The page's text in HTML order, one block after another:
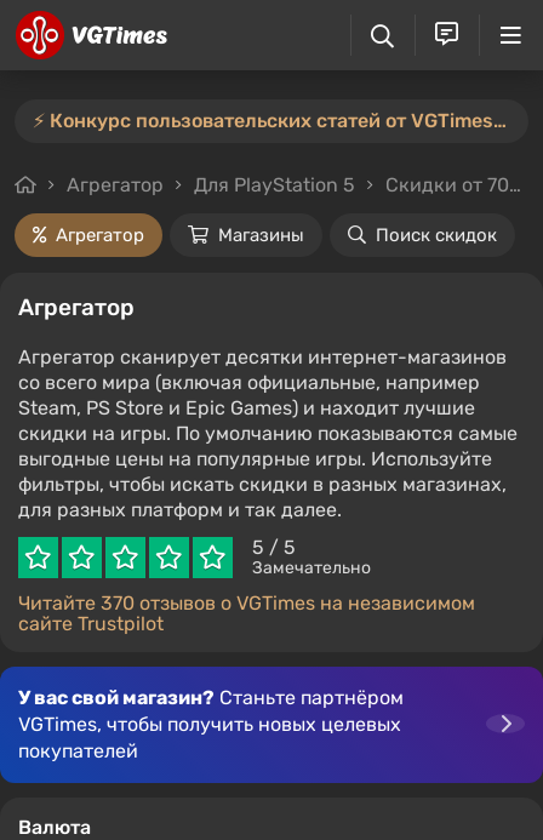
⚡️ Конкурс пользовательских статей от VGTimes продлён — участвуйте тут ⚡️
Агрегатор Для PlayStation 5 Скидки от 70%
Агрегатор Магазины Поиск скидок
Агрегатор
Агрегатор сканирует десятки интернет-магазинов
со всего мира (включая официальные, например
Steam, PS Store и Epic Games) и находит лучшие
скидки на игры. По умолчанию показываются самые
выгодные цены на популярные игры. Используйте
фильтры, чтобы искать скидки в разных магазинах,
для разных платформ и так далее.
5 / 5
Замечательно
Читайте 370 отзывов о VGTimes на независимом
сайте Trustpilot
У вас свой магазин? Станьте партнёром
VGTimes, чтобы получить новых целевых
покупателей
Валюта